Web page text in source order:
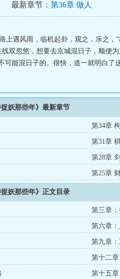
最新章节： 第36章 做人
遇风雨，临机起卦，观之，乐之，“
双忽悠，想要去京城混日子，顺便
可能混日子的。很快，道一就明白了
捉妖那些年》最新章节
第34章
第31章
第28章
第25章
捉妖那些年》正文目录
第三章
第六章
第九章：
第十二章
第十五